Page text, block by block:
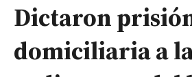
Dictaron
domiciliaria a